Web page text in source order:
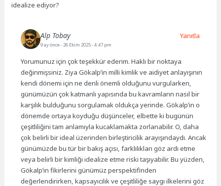
idealize ediyor?
Alp Tobay
9 ay önce- 26 Ekim 2025 - 4:47 pm
Yorumunuz için çok teşekkür ederim. Haklı bir noktaya
değinmişsiniz. Ziya Gökalp’in milli kimlik ve aidiyet anlayışının
kendi dönemi için ne denli önemli olduğunu vurgularken,
günümüzün çok katmanlı yapısında bu kavramların nasıl bir
karşılık bulduğunu sorgulamak oldukça yerinde. Gökalp’in o
dönemde ortaya koyduğu düşünceler, elbette ki bugünün
çeşitliliğini tam anlamıyla kucaklamakta zorlanabilir. O, daha
çok belirli bir ideal üzerinden birleştiricilik arayışındaydı. Ancak
günümüzde bu tür bir bakış açısı, farklılıkları göz ardı etme
veya belirli bir kimliği idealize etme riski taşıyabilir. Bu yüzden,
Gökalp’in fikirlerini günümüz perspektifinden
değerlendirirken, kapsayıcılık ve çeşitliliğe saygı ilkelerini göz
Yanıtla